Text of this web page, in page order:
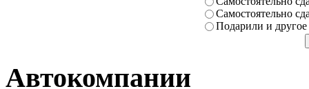
Самостоя­тельно
Подарили­ и другое
Автокомпании